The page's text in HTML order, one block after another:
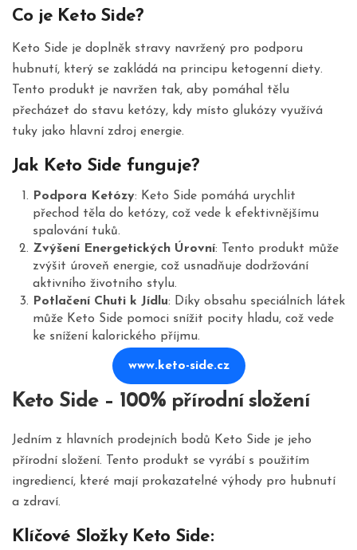
Co je Keto Side?
Keto Side je doplněk stravy navržený pro podporu
hubnutí, který se zakládá na principu ketogenní diety.
Tento produkt je navržen tak, aby pomáhal tělu
přecházet do stavu ketózy, kdy místo glukózy využívá
tuky jako hlavní zdroj energie.
Jak Keto Side funguje?
Podpora Ketózy: Keto Side pomáhá urychlit
přechod těla do ketózy, což vede k efektivnějšímu
spalování tuků.
Zvýšení Energetických Úrovní: Tento produkt může
zvýšit úroveň energie, což usnadňuje dodržování
aktivního životního stylu.
Potlačení Chuti k Jídlu: Díky obsahu speciálních látek
může Keto Side pomoci snížit pocity hladu, což vede
ke snížení kalorického příjmu.
www.keto-side.cz
Keto Side – 100% přírodní složení
Jedním z hlavních prodejních bodů Keto Side je jeho
přírodní složení. Tento produkt se vyrábí s použitím
ingrediencí, které mají prokazatelné výhody pro hubnutí
a zdraví.
Klíčové Složky Keto Side: